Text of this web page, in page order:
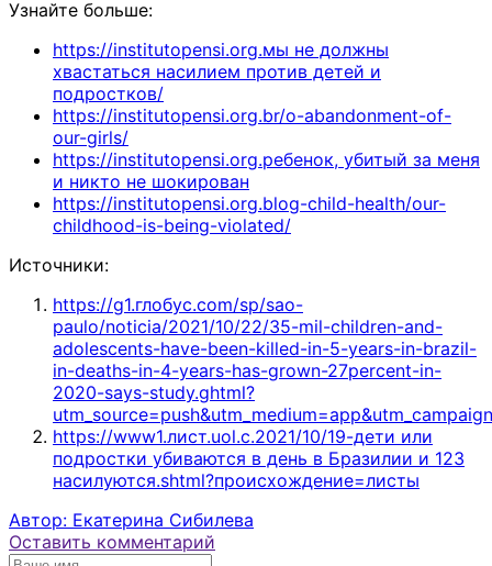
Узнайте больше:
https://institutopensi.org.мы не должны
хвастаться насилием против детей и
подростков/
https://institutopensi.org.br/o-abandonment-of-
our-girls/
https://institutopensi.org.ребенок, убитый за меня
и никто не шокирован
https://institutopensi.org.blog-child-health/our-
childhood-is-being-violated/
Источники:
https://g1.глобус.com/sp/sao-
paulo/noticia/2021/10/22/35-mil-children-and-
adolescents-have-been-killed-in-5-years-in-brazil-
in-deaths-in-4-years-has-grown-27percent-in-
2020-says-study.ghtml?
https://www1.лист.uol.с.2021/10/19-дети или
подростки убиваются в день в Бразилии и 123
насилуются.shtml?происхождение=листы
Автор: Екатерина Сибилева
Оставить комментарий